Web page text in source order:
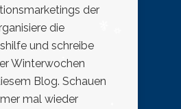
der
die
und schreibe
Winterwochen
Blog. Schauen
mal wieder